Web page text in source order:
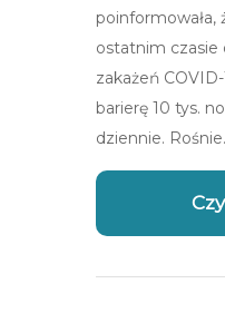
poinformowała,
ostatnim
zakażeń
barierę 10 tys.
dziennie.